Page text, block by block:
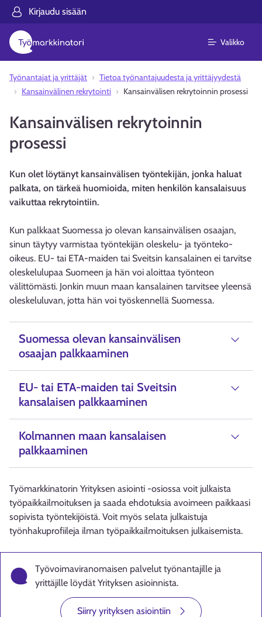
Kirjaudu sisään
Valikko
Työnantajat ja yrittäjät
Tietoa työnantajuudesta ja yrittäjyydestä
Kansainvälinen rekrytointi
Kansainvälisen rekrytoinnin prosessi
Kansainvälisen rekrytoinnin
prosessi
Kun olet löytänyt kansainvälisen työntekijän, jonka haluat
palkata, on tärkeä huomioida, miten henkilön kansalaisuus
vaikuttaa rekrytointiin.
Kun palkkaat Suomessa jo olevan kansainvälisen osaajan,
sinun täytyy varmistaa työntekijän oleskelu- ja työnteko-
oikeus. EU- tai ETA-maiden tai Sveitsin kansalainen ei tarvitse
oleskelulupaa Suomeen ja hän voi aloittaa työnteon
välittömästi. Jonkin muun maan kansalainen tarvitsee yleensä
oleskeluluvan, jotta hän voi työskennellä Suomessa.
Suomessa olevan kansainvälisen
osaajan palkkaaminen
EU- tai ETA-maiden tai Sveitsin
kansalaisen palkkaaminen
Kolmannen maan kansalaisen
palkkaaminen
Työmarkkinatorin Yrityksen asiointi -osiossa voit julkaista
työpaikkailmoituksen ja saada ehdotuksia avoimeen paikkaasi
sopivista työntekijöistä. Voit myös selata julkaistuja
työnhakuprofiileja ilman työpaikkailmoituksen julkaisemista.
Työvoimaviranomaisen palvelut työnantajille ja
yrittäjille löydät Yrityksen asioinnista.
Siirry yrityksen asiointiin